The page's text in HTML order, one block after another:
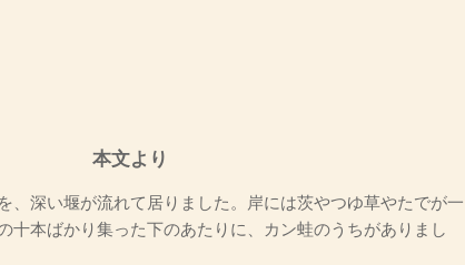
本文より
、深い堰が流れて居りました。岸には茨やつゆ草やたでが一
十本ばかり集った下のあたりに、カン蛙のうちがありまし